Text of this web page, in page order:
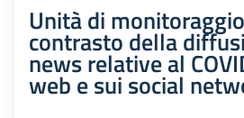
Unità di
contrasto della
news relative al
web e sui social